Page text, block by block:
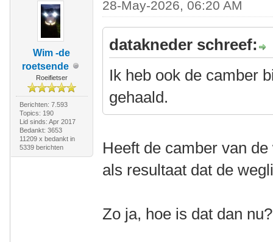
Wim -de
roetsende
Roeifietser
Berichten: 7.593
Topics: 190
Lid sinds: Apr 2017
Bedankt: 3653
11209 x bedankt in
5339 berichten
28-May-2026, 06:20 AM
datakneder schreef:
Ik heb ook de camber
gehaald.
Heeft de camber van
als resultaat dat de
Zo ja, hoe is dat dan nu?